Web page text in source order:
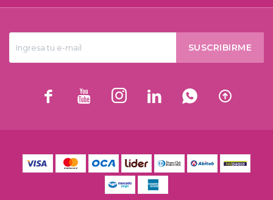
SUSCRIBIRME
     